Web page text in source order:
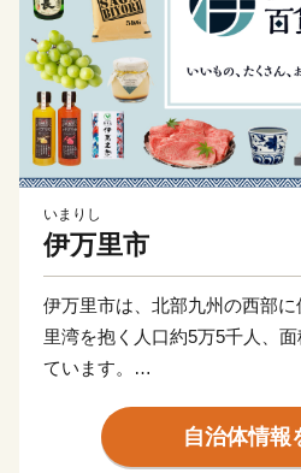
いまりし
伊万里市
伊万里市は、北部九州の西部
里湾を抱く人口約5万5千人、
ています。
古伊万里や石炭の積出港とし
の香りが漂う焼き物などを市
自治体情報